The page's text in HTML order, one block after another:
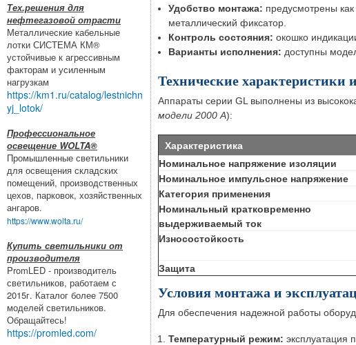
Тех.решения для
нефтегазовой отрасти
Металлические кабельные
лотки СИСТЕМА КМ®
устойчивые к агрессивным
факторам и усиленным
нагрузкам
https://km1.ru/catalog/lestnichn
yj_lotok/
Профессиональное
освещение WOLTA®
Промышленные светильники
для освещения складских
помещений, производственных
цехов, парковок, хозяйственных
ангаров.
https://www.wolta.ru/
Купить светильники от
производителя
PromLED - производитель
светильников, работаем с
2015г. Каталог более 7500
моделей светильников.
Обращайтесь!
https://promled.com/
Удобство монтажа: предусмотрены
металлический фиксатор.
Контроль состояния: окошко
Варианты исполнения: доступны
Технические характеристики
Аппараты серии GL выполнены из
модели 2000 А):
Характеристика
Номинальное напряжение изоляции
Номинальное импульсное напряжение
Категория применения
Номинальный кратковременно
выдерживаемый ток
Износостойкость
Защита
Условия монтажа и
Для обеспечения надежной работы
Температурный режим: эксплуатация